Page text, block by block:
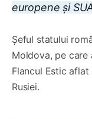
europene și
Șeful statului
Moldova, pe
Flancul Estic
Rusiei.